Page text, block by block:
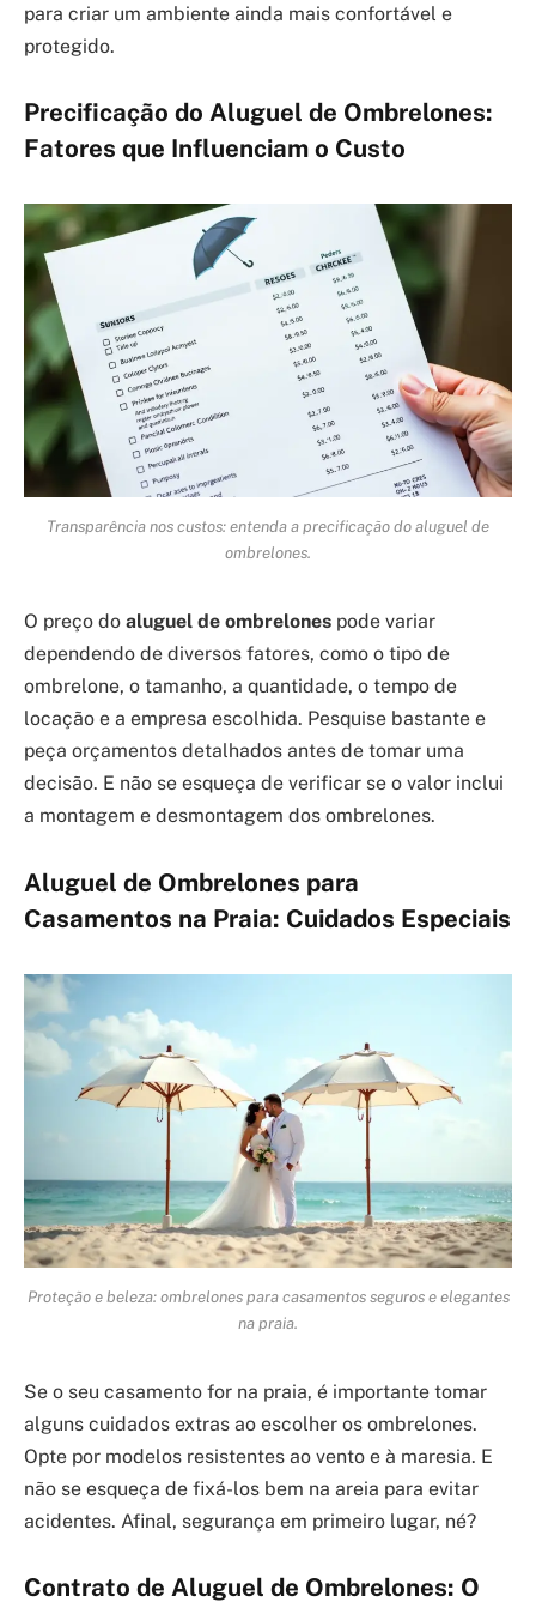
para criar um ambiente ainda mais confortável e
protegido.
Precificação do Aluguel de Ombrelones:
Fatores que Influenciam o Custo
Transparência nos custos: entenda a precificação do aluguel de
ombrelones.
O preço do aluguel de ombrelones pode variar
dependendo de diversos fatores, como o tipo de
ombrelone, o tamanho, a quantidade, o tempo de
locação e a empresa escolhida. Pesquise bastante e
peça orçamentos detalhados antes de tomar uma
decisão. E não se esqueça de verificar se o valor inclui
a montagem e desmontagem dos ombrelones.
Aluguel de Ombrelones para
Casamentos na Praia: Cuidados Especiais
Proteção e beleza: ombrelones para casamentos seguros e elegantes
na praia.
Se o seu casamento for na praia, é importante tomar
alguns cuidados extras ao escolher os ombrelones.
Opte por modelos resistentes ao vento e à maresia. E
não se esqueça de fixá-los bem na areia para evitar
acidentes. Afinal, segurança em primeiro lugar, né?
Contrato de Aluguel de Ombrelones: O